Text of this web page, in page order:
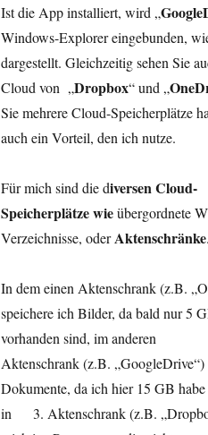
Ist die App installiert, wird „
Windows-Explorer eingebunden,
dargestellt. Gleichzeitig sehen Sie
Cloud von „Dropbox“ und „
Sie mehrere Cloud-Speicherplätze
auch ein Vorteil, den ich nutze.
Für mich sind die diversen Cloud-
Speicherplätze wieübergordnete
Verzeichnisse, oderAktenschränke.
In dem einen Aktenschrank (z.B.
speichere ich Bilder, da bald nur 5
vorhanden sind, im anderen
Aktenschrank (z.B. „GoogleDrive“)
Dokumente, da ich hier 15 GB habe
in 3. Aktenschrank (z.B.